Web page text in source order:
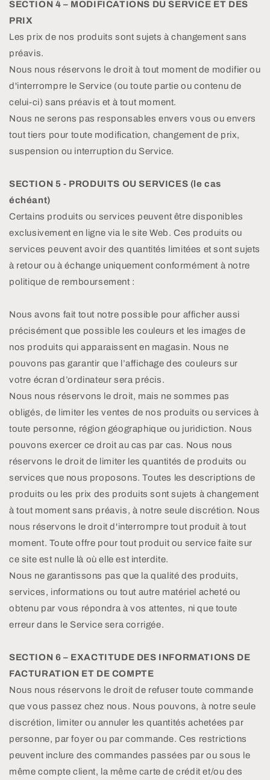
SECTION 4 – MODIFICATIONS DU SERVICE ET DES
PRIX
Les prix de nos produits sont sujets à changement sans
préavis.
Nous nous réservons le droit à tout moment de modifier ou
d'interrompre le Service (ou toute partie ou contenu de
celui-ci) sans préavis et à tout moment.
Nous ne serons pas responsables envers vous ou envers
tout tiers pour toute modification, changement de prix,
suspension ou interruption du Service.
SECTION 5 - PRODUITS OU SERVICES (le cas
échéant)
Certains produits ou services peuvent être disponibles
exclusivement en ligne via le site Web. Ces produits ou
services peuvent avoir des quantités limitées et sont sujets
à retour ou à échange uniquement conformément à notre
politique de remboursement :
Nous avons fait tout notre possible pour afficher aussi
précisément que possible les couleurs et les images de
nos produits qui apparaissent en magasin. Nous ne
pouvons pas garantir que l’affichage des couleurs sur
votre écran d’ordinateur sera précis.
Nous nous réservons le droit, mais ne sommes pas
obligés, de limiter les ventes de nos produits ou services à
toute personne, région géographique ou juridiction. Nous
pouvons exercer ce droit au cas par cas. Nous nous
réservons le droit de limiter les quantités de produits ou
services que nous proposons. Toutes les descriptions de
produits ou les prix des produits sont sujets à changement
à tout moment sans préavis, à notre seule discrétion. Nous
nous réservons le droit d'interrompre tout produit à tout
moment. Toute offre pour tout produit ou service faite sur
ce site est nulle là où elle est interdite.
Nous ne garantissons pas que la qualité des produits,
services, informations ou tout autre matériel acheté ou
obtenu par vous répondra à vos attentes, ni que toute
erreur dans le Service sera corrigée.
SECTION 6 – EXACTITUDE DES INFORMATIONS DE
FACTURATION ET DE COMPTE
Nous nous réservons le droit de refuser toute commande
que vous passez chez nous. Nous pouvons, à notre seule
discrétion, limiter ou annuler les quantités achetées par
personne, par foyer ou par commande. Ces restrictions
peuvent inclure des commandes passées par ou sous le
même compte client, la même carte de crédit et/ou des